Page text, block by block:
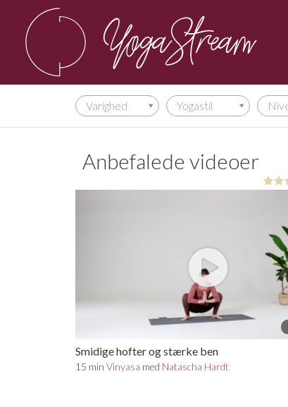
Varighed Yogastil
Anbefalede videoer
Smidige hofter og stærke ben
15 min Vinyasa med Natascha Hardt